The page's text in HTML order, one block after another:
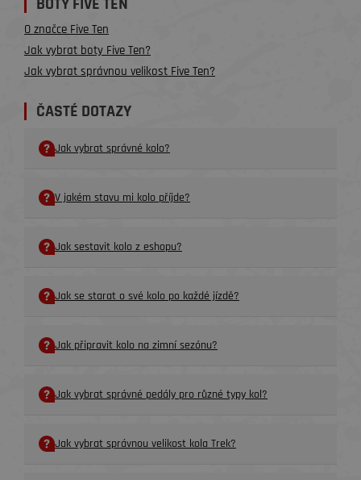
O značce Five Ten
Jak vybrat boty Five Ten?
Jak vybrat správnou velikost Five Ten?
ČASTÉ DOTAZY
Jak vybrat správné kolo?
V jakém stavu mi kolo příjde?
Jak sestavit kolo z eshopu?
Jak se starat o své kolo po každé jízdě?
Jak připravit kolo na zimní sezónu?
Jak vybrat správné pedály pro různé typy kol?
Jak vybrat správnou velikost kola Trek?